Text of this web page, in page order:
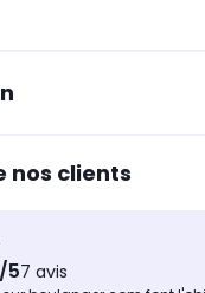
nos clients
57 avis